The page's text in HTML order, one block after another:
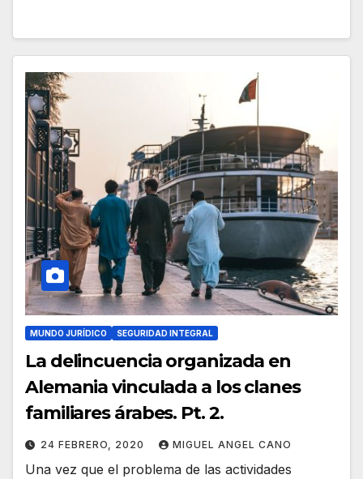
MUNDO JURÍDICO SEGURIDAD INTEGRAL
La delincuencia organizada en
Alemania vinculada a los clanes
familiares árabes. Pt. 2.
24 FEBRERO, 2020 MIGUEL ANGEL CANO
Una vez que el problema de las actividades